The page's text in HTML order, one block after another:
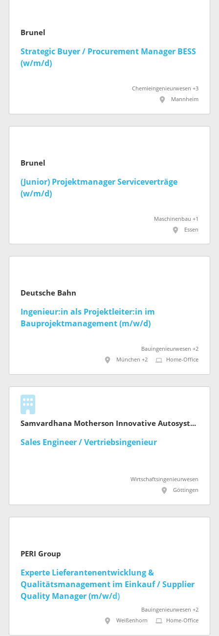
Brunel
Strategic Buyer / Procurement Manager BESS
(w/m/d)
Chemieingenieurwesen +3
Mannheim
Brunel
(Junior) Projektmanager Serviceverträge
(w/m/d)
Maschinenbau +1
Essen
Deutsche Bahn
Ingenieur:in als Projektleiter:in im
Bauprojektmanagement (m/w/d)
Bauingenieurwesen +2
München +2
Home-Office
Samvardhana Motherson Innovative Autosystems B.V. & Co. KG
Sales Engineer / Vertriebsingenieur
Wirtschaftsingenieurwesen
Göttingen
PERI Group
Experte Lieferantenentwicklung &
Qualitätsmanagement im Einkauf / Supplier
Quality Manager (m/w/d)
Bauingenieurwesen +2
Weißenhorn
Home-Office